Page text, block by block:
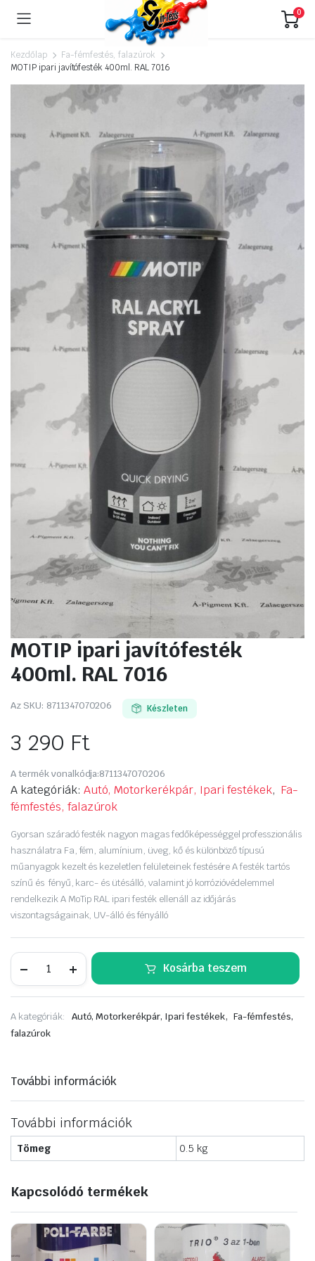
0
Kezdőlap
Fa-fémfestés, falazúrok
MOTIP ipari javítófesték 400ml. RAL 7016
MOTIP ipari javítófesték
400ml. RAL 7016
Az SKU: 8711347070206 Készleten
3 290 Ft
A termék vonalkódja:8711347070206
A kategóriák: Autó, Motorkerékpár, Ipari festékek, Fa-
fémfestés, falazúrok
Gyorsan száradó festék nagyon magas fedőképességgel professzionális
használatra Fa, fém, alumínium, üveg, kő és különböző típusú
műanyagok kezelt és kezeletlen felületeinek festésére A festék tartós
színű és fényű, karc- és ütésálló, valamint jó korrózióvédelemmel
rendelkezik A MoTip RAL ipari festék ellenáll az időjárás
viszontagságainak, UV-álló és fényálló
ipari
javítófesték
400ml.
7016
mennyiség
Kosárba teszem
A kategóriák: Autó, Motorkerékpár, Ipari festékek, Fa-fémfestés,
falazúrok
További információk
További információk
Tömeg 0.5 kg
Kapcsolódó termékek